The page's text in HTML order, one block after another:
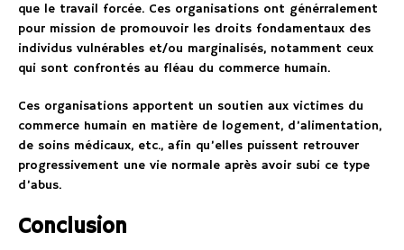
que le travail forcée. Ces organisations ont générralement
pour mission de promouvoir les droits fondamentaux des
individus vulnérables et/ou marginalisés, notamment ceux
qui sont confrontés au fléau du commerce humain.
Ces organisations apportent un soutien aux victimes du
commerce humain en matière de logement, d’alimentation,
de soins médicaux, etc., afin qu’elles puissent retrouver
progressivement une vie normale après avoir subi ce type
d’abus.
Conclusion